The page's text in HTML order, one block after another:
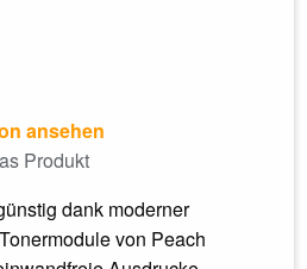
ansehen
Produkt
dank moderner
von Peach